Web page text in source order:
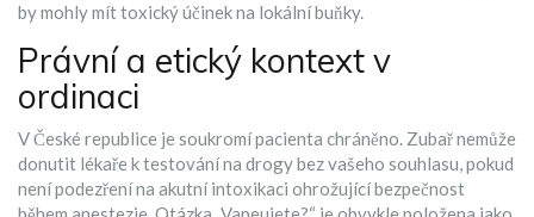
by mohly mít toxický účinek na lokální buňky.
Právní a etický kontext v
ordinaci
V České republice je soukromí pacienta chráněno. Zubař nemůže
donutit lékaře k testování na drogy bez vašeho souhlasu, pokud
není podezření na akutní intoxikaci ohrožující bezpečnost